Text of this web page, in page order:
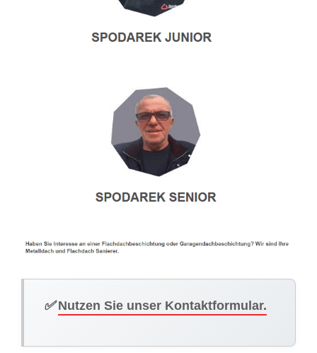
✅Nutzen Sie unser Kontaktformular.